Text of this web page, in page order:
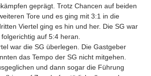
geprägt. Trotz Chancen auf beiden
Tore und es ging mit 3:1 in die
Viertel ging es hin und her. Die SG war
auf 5:4 heran.
war die SG überlegen. Die Gastgeber
das Tempo der SG nicht mitgehen.
und dann sogar die Führung